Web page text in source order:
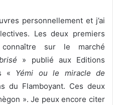
personnellement et j’ai
Les deux premiers
sur le marché
» publié aux Editions
« Yémi ou le miracle de
du Flamboyant. Ces deux
». Je peux encore citer